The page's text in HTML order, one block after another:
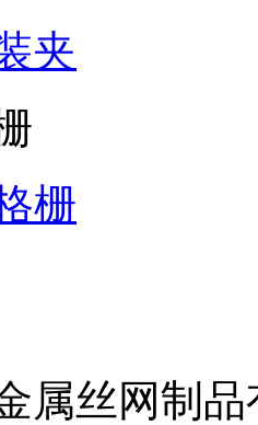
夹
栅
属丝网制